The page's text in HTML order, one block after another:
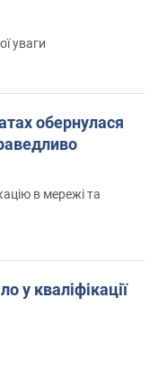
уваги
обернулася
в мережі та
у кваліфікації